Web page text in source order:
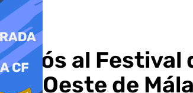
Adiós al Festival
del Oeste de